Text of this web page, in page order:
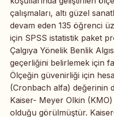
çalışmaları, altı güzel
devam eden 135 öğrenci
için SPSS istatistik paket
Çalgıya Yönelik Benlik
geçerliğini belirlemek için
Ölçeğin güvenirliği için
(Cronbach alfa) değerinin
Kaiser- Meyer Olkin
olduğu görülmüştür.